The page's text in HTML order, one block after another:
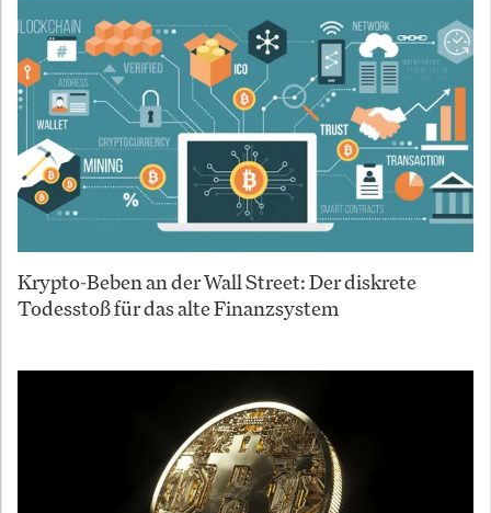
Krypto-Beben an der Wall Street: Der diskrete
Todesstoß für das alte Finanzsystem